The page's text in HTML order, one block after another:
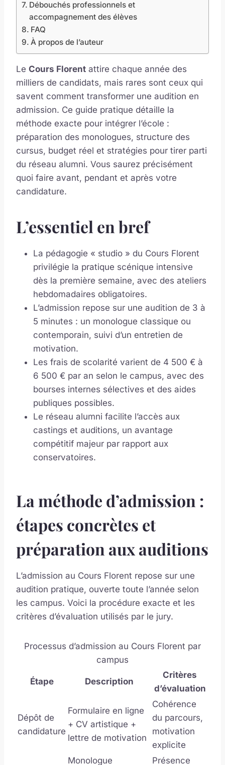
Débouchés professionnels et
accompagnement des élèves
FAQ
À propos de l’auteur
Le Cours Florent attire chaque année des
milliers de candidats, mais rares sont ceux qui
savent comment transformer une audition en
admission. Ce guide pratique détaille la
méthode exacte pour intégrer l’école :
préparation des monologues, structure des
cursus, budget réel et stratégies pour tirer parti
du réseau alumni. Vous saurez précisément
quoi faire avant, pendant et après votre
candidature.
L’essentiel en bref
La pédagogie « studio » du Cours Florent
privilégie la pratique scénique intensive
dès la première semaine, avec des ateliers
hebdomadaires obligatoires.
L’admission repose sur une audition de 3 à
5 minutes : un monologue classique ou
contemporain, suivi d’un entretien de
motivation.
Les frais de scolarité varient de 4 500 € à
6 500 € par an selon le campus, avec des
bourses internes sélectives et des aides
publiques possibles.
Le réseau alumni facilite l’accès aux
castings et auditions, un avantage
compétitif majeur par rapport aux
conservatoires.
La méthode d’admission :
étapes concrètes et
préparation aux auditions
L’admission au Cours Florent repose sur une
audition pratique, ouverte toute l’année selon
les campus. Voici la procédure exacte et les
critères d’évaluation utilisés par le jury.
Processus d’admission au Cours Florent par
campus
Étape Description
Critères
d’évaluation
Dépôt de
candidature
Formulaire en ligne
+ CV artistique +
lettre de motivation
Cohérence
du parcours,
motivation
explicite
Monologue
Présence